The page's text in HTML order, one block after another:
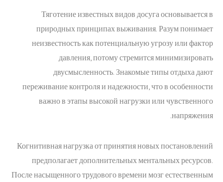
Тяготение известных видов досуга основывается в
природных принципах выживания. Разум понимает
неизвестность как потенциальную угрозу или фактор
давления, потому стремится минимизировать
двусмысленность. Знакомые типы отдыха дают
переживание контроля и надежности, что в особенности
важно в этапы высокой нагрузки или чувственного
напряжения.
Когнитивная нагрузка от принятия новых постановлений
предполагает дополнительных ментальных ресурсов.
После насыщенного трудового времени мозг естественным